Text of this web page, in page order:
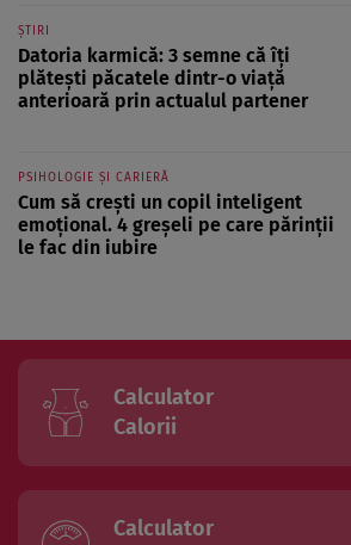
ȘTIRI
Datoria karmică: 3 semne că îți
plătești păcatele dintr-o viață
anterioară prin actualul partener
PSIHOLOGIE ȘI CARIERĂ
Cum să crești un copil inteligent
emoțional. 4 greșeli pe care părinții
le fac din iubire
Calculator
Calorii
Calculator